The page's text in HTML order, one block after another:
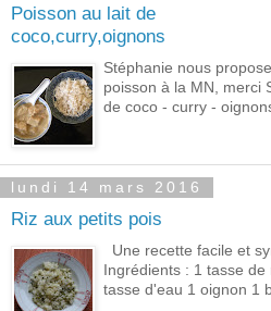
Poisson au lait de
coco,curry,oignons
Stéphanie nous
poisson à la MN, merci
de coco - curry -
lundi 14 mars 2016
Riz aux petits pois
Une recette facile et
Ingrédients : 1 tasse
tasse d'eau 1 oignon 1